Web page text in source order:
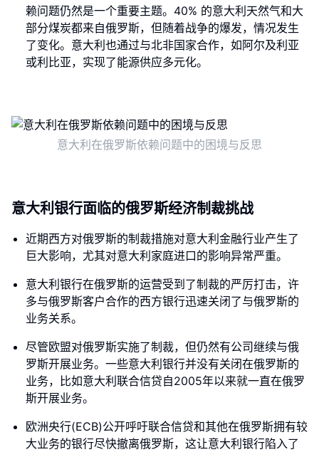
赖问题仍然是一个重要主题。40% 的意大利天然气和大
部分煤炭都来自俄罗斯，但随着战争的爆发，情况发生
了变化。意大利也通过与北非国家合作，如阿尔及利亚
或利比亚，实现了能源供应多元化。
意大利在俄罗斯依赖问题中的困境与反思
意大利银行面临的俄罗斯经济制裁挑战
近期西方对俄罗斯的制裁措施对意大利金融行业产生了
巨大影响，尤其对意大利家庭进口的影响异常严重。
意大利银行在俄罗斯的运营受到了制裁的严厉打击，许
多与俄罗斯客户合作的西方银行迅速关闭了与俄罗斯的
业务关系。
尽管欧盟对俄罗斯实施了制裁，但仍然有公司继续与俄
罗斯开展业务。一些意大利银行并没有关闭在俄罗斯的
业务，比如意大利联合信贷自2005年以来就一直在俄罗
斯开展业务。
欧洲央行(ECB)公开呼吁联合信贷和其他在俄罗斯拥有较
大业务的银行尽快撤离俄罗斯，这让意大利银行陷入了